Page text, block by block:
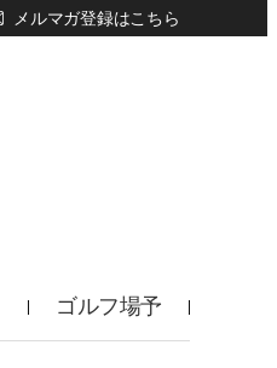
ゴルフ場予
メルマガ登録はこちら